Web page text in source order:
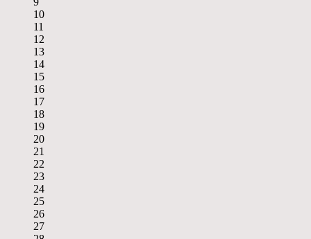
10
11
12
13
14
15
16
17
18
19
20
21
22
23
24
25
26
27